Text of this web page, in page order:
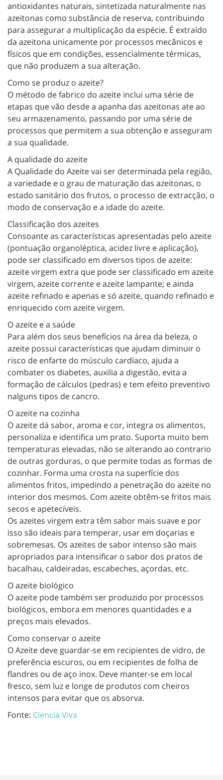
antioxidantes naturais, sintetizada naturalmente nas
azeitonas como substância de reserva, contribuindo
para assegurar a multiplicação da espécie. É extraído
da azeitona unicamente por processos mecânicos e
físicos que em condições, essencialmente térmicas,
que não produzem a sua alteração.
Como se produz o azeite?
O método de fabrico do azeite inclui uma série de
etapas que vão desde a apanha das azeitonas ate ao
seu armazenamento, passando por uma série de
processos que permitem a sua obtenção e asseguram
a sua qualidade.
A qualidade do azeite
A Qualidade do Azeite vai ser determinada pela região,
a variedade e o grau de maturação das azeitonas, o
estado sanitário dos frutos, o processo de extracção, o
modo de conservação e a idade do azeite.
Classificação dos azeites
Consoante as características apresentadas pelo azeite
(pontuação organoléptica, acidez livre e aplicação),
pode ser classificado em diversos tipos de azeite:
azeite virgem extra que pode ser classificado em azeite
virgem, azeite corrente e azeite lampante; e ainda
azeite refinado e apenas e só azeite, quando refinado e
enriquecido com azeite virgem.
O azeite e a saúde
Para além dos seus benefícios na área da beleza, o
azeite possui características que ajudam diminuir o
risco de enfarte do músculo cardíaco, ajuda a
combater os diabetes, auxilia a digestão, evita a
formação de cálculos (pedras) e tem efeito preventivo
nalguns tipos de cancro.
O azeite na cozinha
O azeite dá sabor, aroma e cor, integra os alimentos,
personaliza e identifica um prato. Suporta muito bem
temperaturas elevadas, não se alterando ao contrario
de outras gorduras, o que permite todas as formas de
cozinhar. Forma uma crosta na superfície dos
alimentos fritos, impedindo a penetração do azeite no
interior dos mesmos. Com azeite obtêm-se fritos mais
secos e apetecíveis.
Os azeites virgem extra têm sabor mais suave e por
isso são ideais para temperar, usar em doçarias e
sobremesas. Os azeites de sabor intenso são mais
apropriados para intensificar o sabor dos pratos de
bacalhau, caldeiradas, escabeches, açordas, etc.
O azeite biológico
O azeite pode também ser produzido por processos
biológicos, embora em menores quantidades e a
preços mais elevados.
Como conservar o azeite
O Azeite deve guardar-se em recipientes de vidro, de
preferência escuros, ou em recipientes de folha de
flandres ou de aço inox. Deve manter-se em local
fresco, sem luz e longe de produtos com cheiros
intensos para evitar que os absorva.
Fonte: Ciencia Viva